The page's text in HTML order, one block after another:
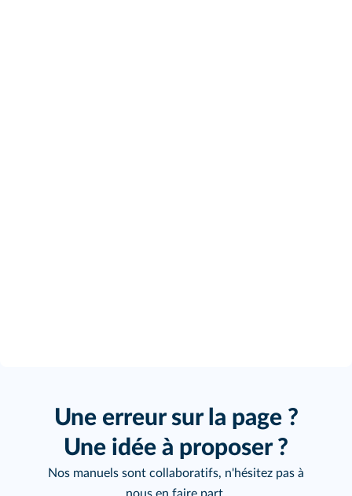
Une erreur sur la page ?
Une idée à proposer ?
Nos manuels sont collaboratifs, n'hésitez pas à